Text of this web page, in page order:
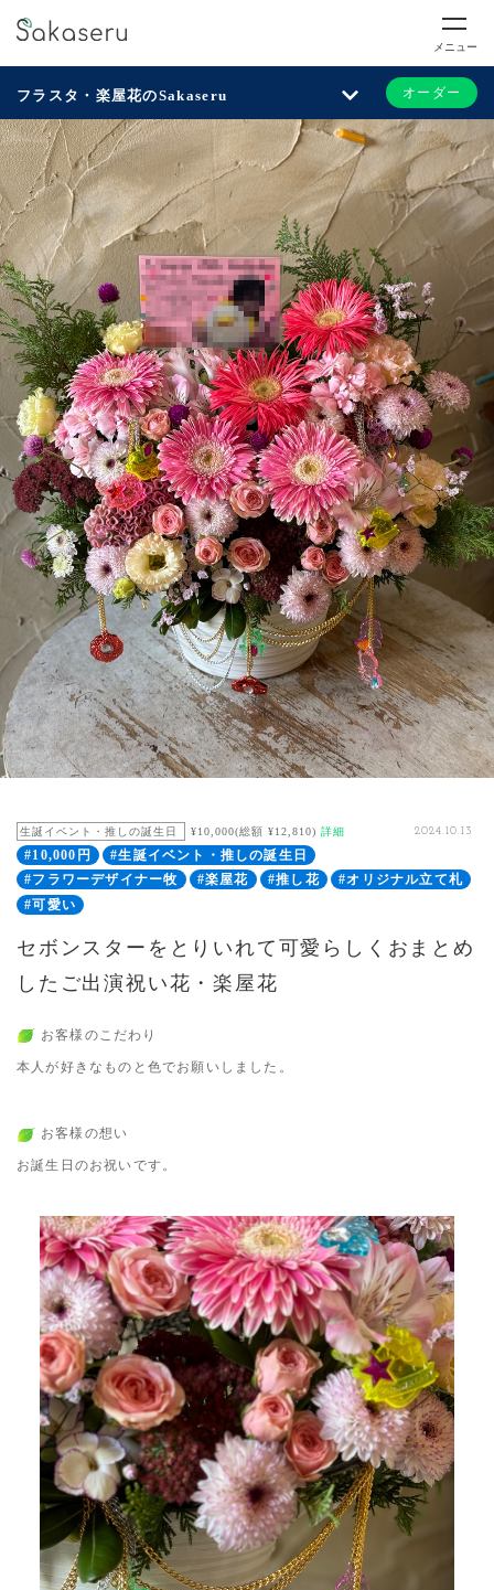
メニュー
フラスタ・楽屋花のSakaseru オーダー
生誕イベント・推しの誕生日 ¥10,000(総額 ¥12,810) 詳細 2024.10.13
#10,000円
#生誕イベント・推しの誕生日
#フラワーデザイナー牧
#楽屋花 #推し花
#オリジナル立て札
#可愛い
セボンスターをとりいれて可愛らしくおまとめ
したご出演祝い花・楽屋花
お客様のこだわり
本人が好きなものと色でお願いしました。
お客様の想い
お誕生日のお祝いです。